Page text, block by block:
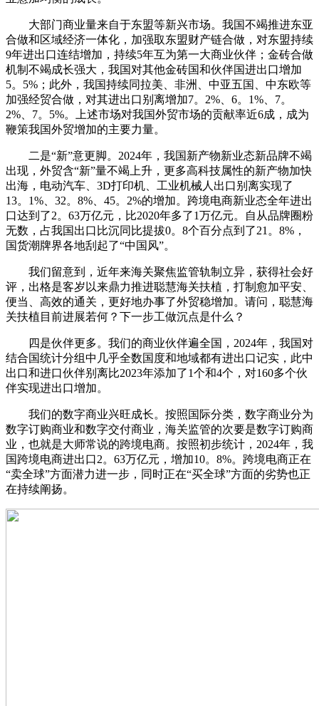
大部门商业量来自于东盟等新兴市场。我国不竭推进东亚
合做和区域经济一体化，加强取东盟财产链合做，对东盟持续
9年进出口连结增加，持续5年互为第一大商业伙伴；金砖合做
机制不竭成长强大，我国对其他金砖国和伙伴国进出口增加
5。5%；此外，我国持续同拉美、非洲、中亚五国、中东欧等
加强经贸合做，对其进出口别离增加7。2%、6。1%、7。
2%、7。5%。上述市场对我国外贸市场的贡献率近6成，成为
鞭策我国外贸增加的主要力量。
二是“新”意更脚。2024年，我国新产物新业态新品牌不竭
出现，外贸含“新”量不竭上升，更多高科技属性的新产物加快
出海，电动汽车、3D打印机、工业机械人出口别离实现了
13。1%、32。8%、45。2%的增加。跨境电商新业态全年进出
口达到了2。63万亿元，比2020年多了1万亿元。自从品牌圈粉
无数，占我国出口比沉同比提拔0。8个百分点到了21。8%，
国货潮牌界各地刮起了“中国风”。
我们留意到，近年来海关聚焦监管轨制立异，获得社会好
评，出格是客岁以来鼎力推进聪慧海关扶植，打制愈加平安、
便当、高效的通关，更好地办事了外贸稳增加。请问，聪慧海
关扶植目前进展若何？下一步工做沉点是什么？
四是伙伴更多。我们的商业伙伴遍全国，2024年，我国对
结合国统计分组中几乎全数国度和地域都有进出口记实，此中
出口和进口伙伴别离比2023年添加了1个和4个，对160多个伙
伴实现进出口增加。
我们的数字商业兴旺成长。按照国际分类，数字商业分为
数字订购商业和数字交付商业，海关监管的次要是数字订购商
业，也就是大师常说的跨境电商。按照初步统计，2024年，我
国跨境电商进出口2。63万亿元，增加10。8%。跨境电商正在
“卖全球”方面潜力进一步，同时正在“买全球”方面的劣势也正
在持续阐扬。